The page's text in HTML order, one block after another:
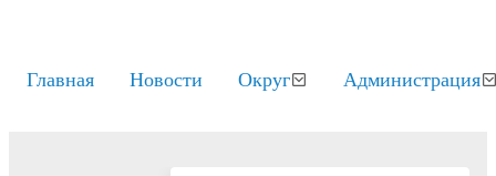
Главная Новости Округ Администрация